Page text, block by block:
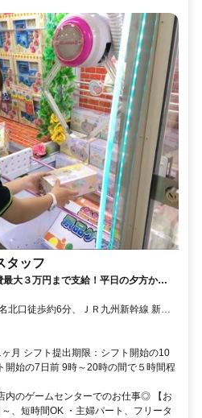
タッフ
大３万円まで支給！平日の夕方か
北口徒歩約6分、ＪＲ九州新幹線 新玉
本線 肥後伊倉徒歩約52分
月 シフト提出期限：シフト開始の10
開始の7日前 9時～20時の間で５時間程
内のゲームセンターでのお仕事◎ 【お
、短時間OK ・主婦パート、フリータ